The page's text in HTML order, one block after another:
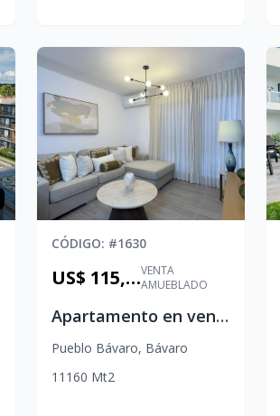
CÓDIGO: #1630
VENTA
AMUEBLADO
US$ 115,000
Apartamento en venta en Jardines III – Estreno en el Corazón de Punta Cana
Pueblo Bávaro, Bávaro
1 1 160 Mt2